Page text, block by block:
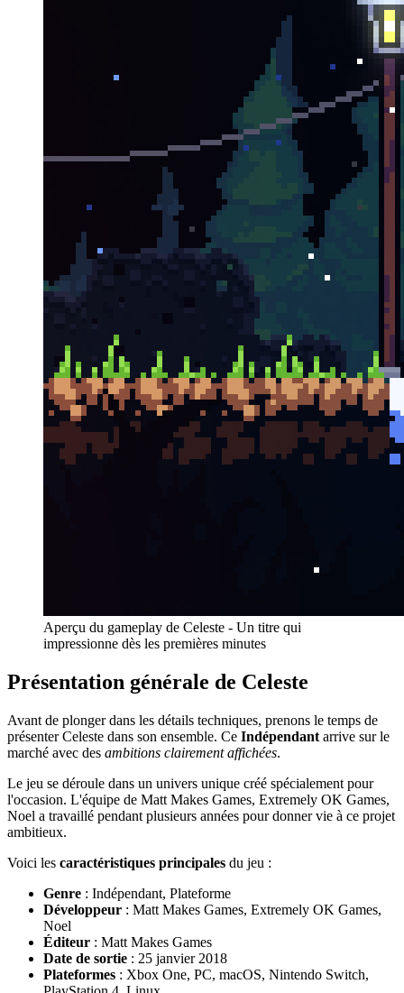
Aperçu du gameplay de Celeste - Un titre qui
impressionne dès les premières minutes
Présentation générale de Celeste
Avant de plonger dans les détails techniques, prenons le temps de
présenter Celeste dans son ensemble. Ce Indépendant arrive sur le
marché avec des ambitions clairement affichées.
Le jeu se déroule dans un univers unique créé spécialement pour
l'occasion. L'équipe de Matt Makes Games, Extremely OK Games,
Noel a travaillé pendant plusieurs années pour donner vie à ce projet
ambitieux.
Voici les caractéristiques principales du jeu :
Genre : Indépendant, Plateforme
Développeur : Matt Makes Games, Extremely OK Games,
Noel
Éditeur : Matt Makes Games
Date de sortie : 25 janvier 2018
Plateformes : Xbox One, PC, macOS, Nintendo Switch,